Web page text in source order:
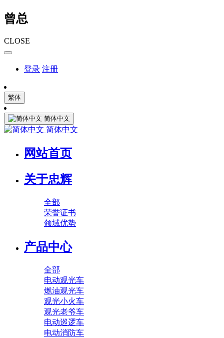
曾总
CLOSE
登录 注册
繁体
简体中文
简体中文
网站首页
关于忠辉
全部
荣誉证书
领域优势
产品中心
全部
电动观光车
燃油观光车
观光小火车
观光老爷车
电动巡逻车
电动消防车